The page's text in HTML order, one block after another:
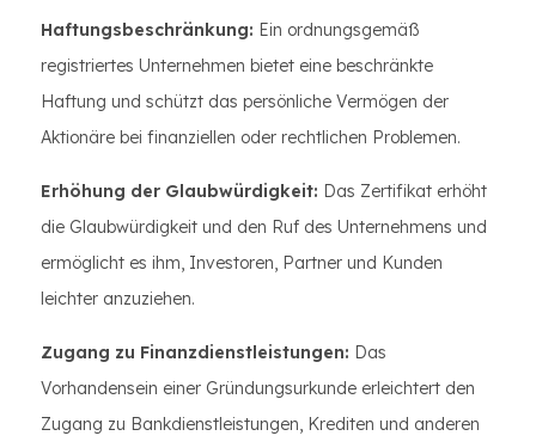
Haftungsbeschränkung: Ein ordnungsgemäß
registriertes Unternehmen bietet eine beschränkte
Haftung und schützt das persönliche Vermögen der
Aktionäre bei finanziellen oder rechtlichen Problemen.
Erhöhung der Glaubwürdigkeit: Das Zertifikat erhöht
die Glaubwürdigkeit und den Ruf des Unternehmens und
ermöglicht es ihm, Investoren, Partner und Kunden
leichter anzuziehen.
Zugang zu Finanzdienstleistungen: Das
Vorhandensein einer Gründungsurkunde erleichtert den
Zugang zu Bankdienstleistungen, Krediten und anderen